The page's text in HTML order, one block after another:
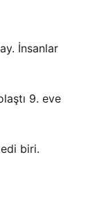
İnsanlar
9. eve
biri.